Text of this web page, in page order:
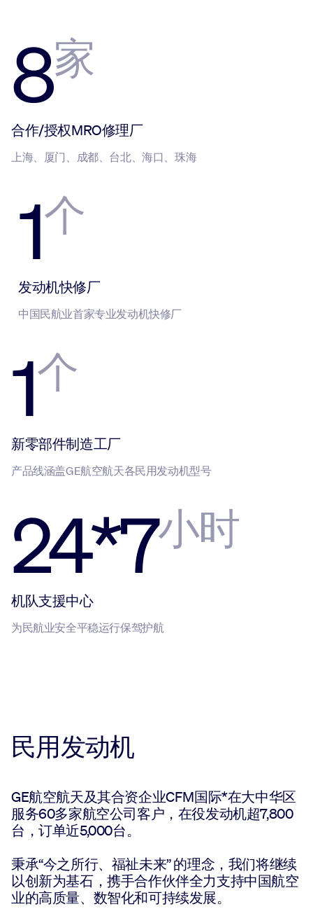
8家
合作/授权MRO修理厂
上海、厦门、成都、台北、海口、珠海
1个
发动机快修厂
中国民航业首家专业发动机快修厂
1个
新零部件制造工厂
产品线涵盖GE航空航天各民用发动机型号
24*7小时
机队支援中心
为民航业安全平稳运行保驾护航
民用发动机
GE航空航天及其合资企业CFM国际*在大中华区
服务60多家航空公司客户，在役发动机超7,800
台，订单近5,000台。
秉承“今之所行、福祉未来” 的理念，我们将继续
以创新为基石，携手合作伙伴全力支持中国航空
业的高质量、数智化和可持续发展。